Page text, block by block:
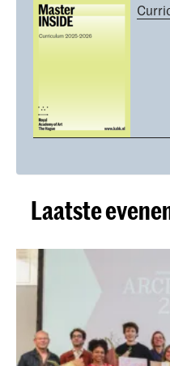
Laatste